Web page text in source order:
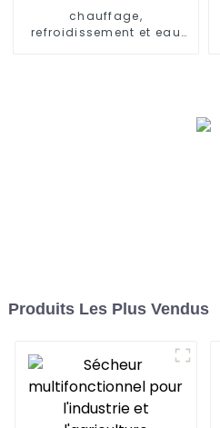
chauffage,
refroidissement et eau
Produits Les Plus Vendus